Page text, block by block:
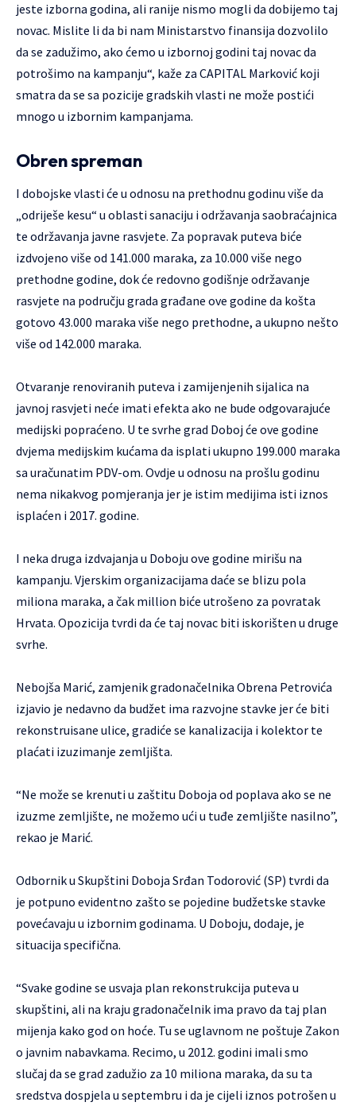
jeste izborna godina, ali ranije nismo mogli da dobijemo taj
novac. Mislite li da bi nam Ministarstvo finansija dozvolilo
da se zadužimo, ako ćemo u izbornoj godini taj novac da
potrošimo na kampanju“, kaže za CAPITAL Marković koji
smatra da se sa pozicije gradskih vlasti ne može postići
mnogo u izbornim kampanjama.
Obren spreman
I dobojske vlasti će u odnosu na prethodnu godinu više da
„odriješe kesu“ u oblasti sanaciju i održavanja saobraćajnica
te održavanja javne rasvjete. Za popravak puteva biće
izdvojeno više od 141.000 maraka, za 10.000 više nego
prethodne godine, dok će redovno godišnje održavanje
rasvjete na području grada građane ove godine da košta
gotovo 43.000 maraka više nego prethodne, a ukupno nešto
više od 142.000 maraka.
Otvaranje renoviranih puteva i zamijenjenih sijalica na
javnoj rasvjeti neće imati efekta ako ne bude odgovarajuće
medijski popraćeno. U te svrhe grad Doboj će ove godine
dvjema medijskim kućama da isplati ukupno 199.000 maraka
sa uračunatim PDV-om. Ovdje u odnosu na prošlu godinu
nema nikakvog pomjeranja jer je istim medijima isti iznos
isplaćen i 2017. godine.
I neka druga izdvajanja u Doboju ove godine mirišu na
kampanju. Vjerskim organizacijama daće se blizu pola
miliona maraka, a čak million biće utrošeno za povratak
Hrvata. Opozicija tvrdi da će taj novac biti iskorišten u druge
svrhe.
Nebojša Marić, zamjenik gradonačelnika Obrena Petrovića
izjavio je nedavno da budžet ima razvojne stavke jer će biti
rekonstruisane ulice, gradiće se kanalizacija i kolektor te
plaćati izuzimanje zemljišta.
“Ne može se krenuti u zaštitu Doboja od poplava ako se ne
izuzme zemljište, ne možemo ući u tuđe zemljište nasilno”,
rekao je Marić.
Odbornik u Skupštini Doboja Srđan Todorović (SP) tvrdi da
je potpuno evidentno zašto se pojedine budžetske stavke
povećavaju u izbornim godinama. U Doboju, dodaje, je
situacija specifična.
“Svake godine se usvaja plan rekonstrukcija puteva u
skupštini, ali na kraju gradonačelnik ima pravo da taj plan
mijenja kako god on hoće. Tu se uglavnom ne poštuje Zakon
o javnim nabavkama. Recimo, u 2012. godini imali smo
slučaj da se grad zadužio za 10 miliona maraka, da su ta
sredstva dospjela u septembru i da je cijeli iznos potrošen u